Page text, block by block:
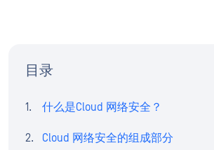
目录
什么是Cloud 网络安全？
Cloud 网络安全的组成部分